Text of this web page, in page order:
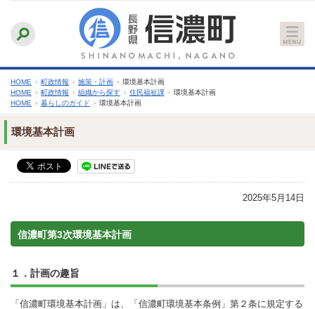
文
へ
ふりがなをつける
文字サイズ
縮小 標準 拡大
HOME › 町政情報 › 施策・計画 › 環境基本計画
HOME › 町政情報 › 組織から探す › 住民福祉課 › 環境基本計画
HOME › 暮らしのガイド › 環境基本計画
環境基本計画
2025年5月14日
信濃町第3次環境基本計画
１．計画の趣旨
「信濃町環境基本計画」は、「信濃町環境基本条例」第２条に規定する